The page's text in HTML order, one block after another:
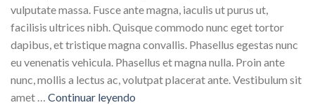
vulputate massa. Fusce ante magna, iaculis ut purus ut,
facilisis ultrices nibh. Quisque commodo nunc eget tortor
dapibus, et tristique magna convallis. Phasellus egestas nunc
eu venenatis vehicula. Phasellus et magna nulla. Proin ante
nunc, mollis a lectus ac, volutpat placerat ante. Vestibulum sit
amet … Continuar leyendo